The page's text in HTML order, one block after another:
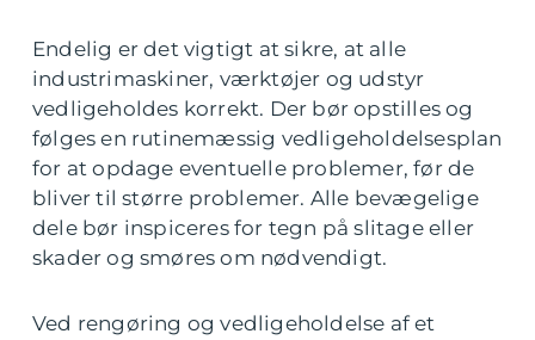
Endelig er det vigtigt at sikre, at alle
industrimaskiner, værktøjer og udstyr
vedligeholdes korrekt. Der bør opstilles og
følges en rutinemæssig vedligeholdelsesplan
for at opdage eventuelle problemer, før de
bliver til større problemer. Alle bevægelige
dele bør inspiceres for tegn på slitage eller
skader og smøres om nødvendigt.
Ved rengøring og vedligeholdelse af et